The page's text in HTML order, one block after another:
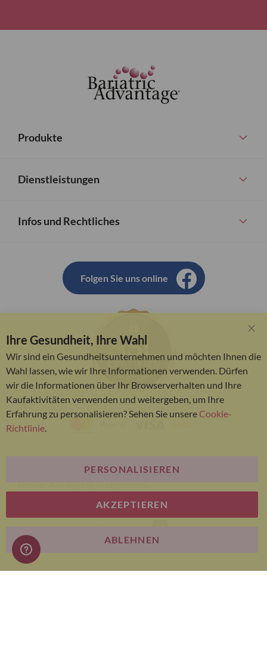
Produkte
Dienstleistungen
Infos und Rechtliches
Folgen Sie uns online
© Bariatric Advantage® ist eine Marke der Metagenics
Group. Alle Rechte vorbehalten.
E-commerce
Bar
Ihre Gesundheit, Ihre Wahl
Wir sind ein Gesundheitsunternehmen und möchten Ihnen die
Wahl lassen, wie wir Ihre Informationen verwenden. Dürfen
wir die Informationen über Ihr Browserverhalten und Ihre
Kaufaktivitäten verwenden und weitergeben, um Ihre
Erfahrung zu personalisieren? Sehen Sie unsereCookie-
Richtlinie.
AKZEPTIEREN
PERSONALISIEREN
ABLEHNEN